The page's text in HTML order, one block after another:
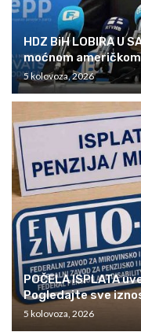
HDZ BiH LOBIRA U
moćnom
5 kolovoza, 2026
POČELA ISPLATA
Pogledajte sve
5 kolovoza, 2026